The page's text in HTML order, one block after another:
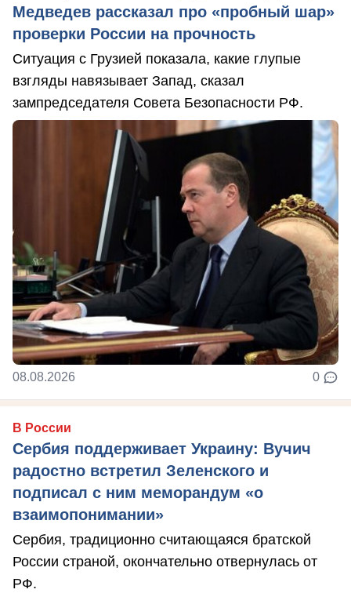
Медведев рассказал про «пробный шар»
проверки России на прочность
Ситуация с Грузией показала, какие глупые
взгляды навязывает Запад, сказал
зампредседателя Совета Безопасности РФ.
08.08.2026 0
В России
Сербия поддерживает Украину: Вучич
радостно встретил Зеленского и
подписал с ним меморандум «о
взаимопонимании»
Сербия, традиционно считающаяся братской
России страной, окончательно отвернулась от
РФ.